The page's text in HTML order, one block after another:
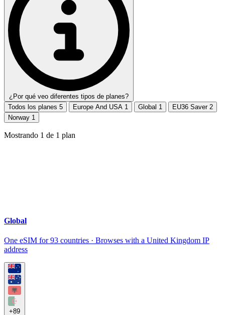
¿Por qué veo diferentes tipos de planes?
Todos los planes 5 Europe And USA 1 Global 1 EU36 Saver 2
Norway 1
Mostrando 1 de 1 plan
Global
One eSIM for 93 countries · Browses with a United Kingdom IP
address
+89